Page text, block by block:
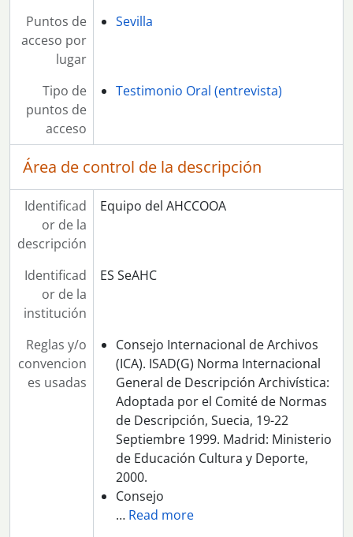
Puntos de
acceso por
lugar
Sevilla
Tipo de
puntos de
acceso
Testimonio Oral (entrevista)
Área de control de la descripción
Identificad
or de la
descripción
Equipo del AHCCOOA
Identificad
or de la
institución
ES SeAHC
Reglas y/o
convencion
es usadas
Consejo Internacional de Archivos
(ICA). ISAD(G) Norma Internacional
General de Descripción Archivística:
Adoptada por el Comité de Normas
de Descripción, Suecia, 19-22
Septiembre 1999. Madrid: Ministerio
de Educación Cultura y Deporte,
2000.
Consejo
… Read more